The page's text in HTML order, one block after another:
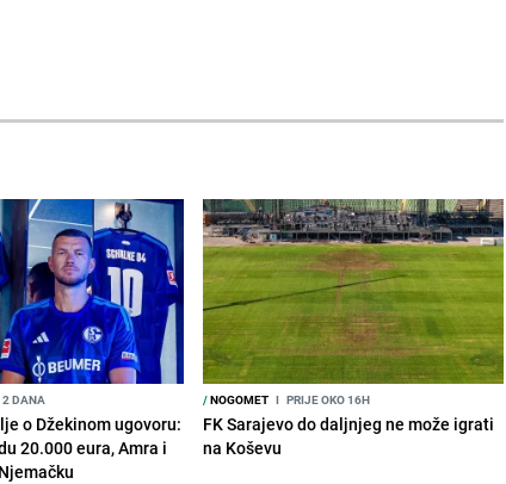
2 DANA
o Džekinom ugovoru:
20.000 eura, Amra i
/NOGOMET I PRIJE OKO 16H
FK Sarajevo do daljnjeg ne može igrati
na Koševu